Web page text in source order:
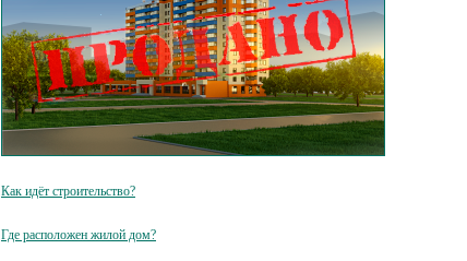
Как идёт строительство?
Где расположен жилой дом?